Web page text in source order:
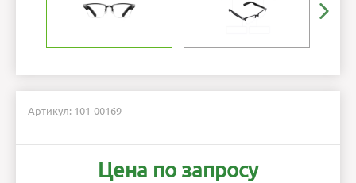
Артикул: 101-00169
Цена по запросу